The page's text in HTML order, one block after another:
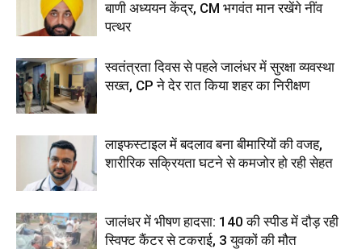
बाणी अध्ययन केंद्र, CM भगवंत मान रखेंगे नींव
पत्थर
स्वतंत्रता दिवस से पहले जालंधर में सुरक्षा व्यवस्था
सख्त, CP ने देर रात किया शहर का निरीक्षण
लाइफस्टाइल में बदलाव बना बीमारियों की वजह,
शारीरिक सक्रियता घटने से कमजोर हो रही सेहत
जालंधर में भीषण हादसा: 140 की स्पीड में दौड़ रही
स्विफ्ट कैंटर से टकराई, 3 युवकों की मौत